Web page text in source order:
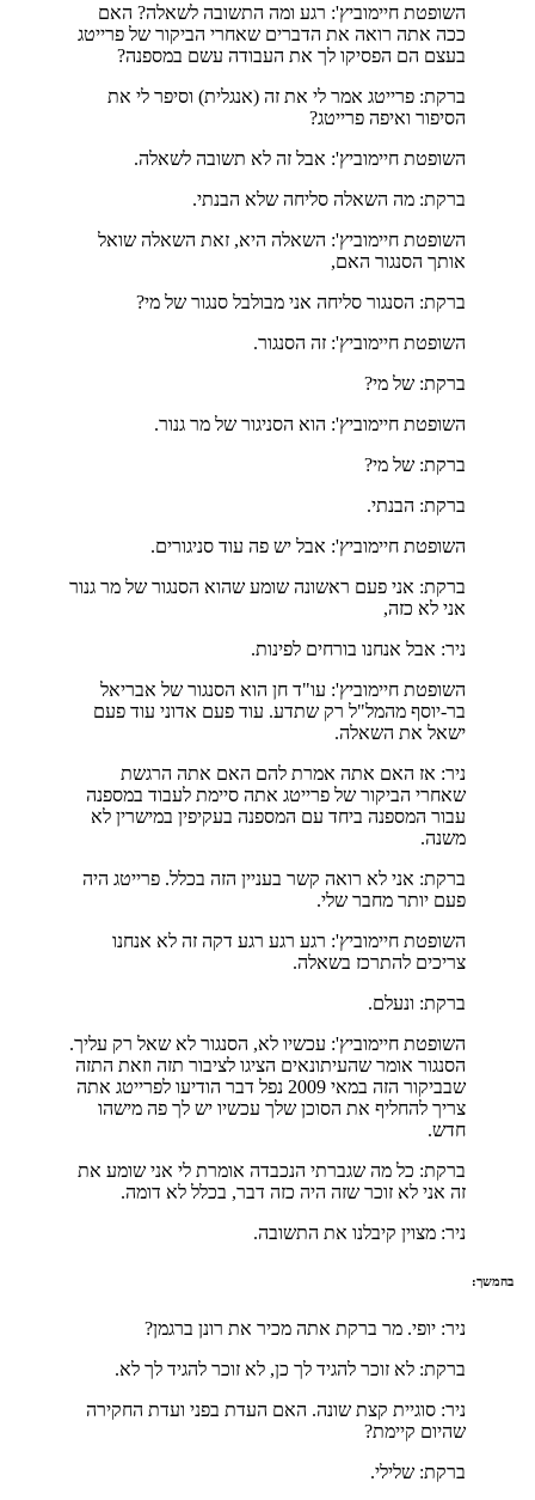
השופטת חיימוביץ': רגע ומה התשובה לשאלה? האם
ככה אתה רואה את הדברים שאחרי הביקור של פרייטג
בעצם הם הפסיקו לך את העבודה עשם במספנה?
ברקת: פרייטג אמר לי את זה (אנגלית) וסיפר לי את
הסיפור ואיפה פרייטג?
השופטת חיימוביץ': אבל זה לא תשובה לשאלה.
ברקת: מה השאלה סליחה שלא הבנתי.
השופטת חיימוביץ': השאלה היא, זאת השאלה שואל
אותך הסנגור האם,
ברקת: הסנגור סליחה אני מבולבל סנגור של מי?
השופטת חיימוביץ': זה הסנגור.
ברקת: של מי?
השופטת חיימוביץ': הוא הסניגור של מר גנור.
ברקת: של מי?
ברקת: הבנתי.
השופטת חיימוביץ': אבל יש פה עוד סניגורים.
ברקת: אני פעם ראשונה שומע שהוא הסנגור של מר גנור
אני לא כזה,
ניר: אבל אנחנו בורחים לפינות.
השופטת חיימוביץ': עו"ד חן הוא הסנגור של אבריאל
בר-יוסף מהמל"ל רק שתדע. עוד פעם אדוני עוד פעם
ישאל את השאלה.
ניר: אז האם אתה אמרת להם האם אתה הרגשת
שאחרי הביקור של פרייטג אתה סיימת לעבוד במספנה
עבור המספנה ביחד עם המספנה בעקיפין במישרין לא
משנה.
ברקת: אני לא רואה קשר בעניין הזה בכלל. פרייטג היה
פעם יותר מחבר שלי.
השופטת חיימוביץ': רגע רגע רגע דקה זה לא אנחנו
צריכים להתרכז בשאלה.
ברקת: ונעלם.
השופטת חיימוביץ': עכשיו לא, הסנגור לא שאל רק עליך.
הסנגור אומר שהעיתונאים הציגו לציבור תזה וזאת התזה
שבביקור הזה במאי 2009 נפל דבר הודיעו לפרייטג אתה
צריך להחליף את הסוכן שלך עכשיו יש לך פה מישהו
חדש.
ברקת: כל מה שגברתי הנכבדה אומרת לי אני שומע את
זה אני לא זוכר שזה היה כזה דבר, בכלל לא דומה.
ניר: מצוין קיבלנו את התשובה.
בהמשך:
ניר: יופי. מר ברקת אתה מכיר את רונן ברגמן?
ברקת: לא זוכר להגיד לך כן, לא זוכר להגיד לך לא.
ניר: סוגיית קצת שונה. האם העדת בפני ועדת החקירה
שהיום קיימת?
ברקת: שלילי.